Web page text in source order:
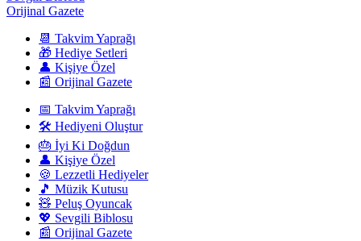
Orijinal Gazete
📆 Takvim Yaprağı
🎁 Hediye Setleri
👤 Kişiye Özel
📰 Orijinal Gazete
📅 Takvim Yaprağı
🛠️ Hediyeni Oluştur
🎂 İyi Ki Doğdun
👤 Kişiye Özel
🍪 Lezzetli Hediyeler
🎵 Müzik Kutusu
🧸 Peluş Oyuncak
💖 Sevgili Biblosu
📰 Orijinal Gazete